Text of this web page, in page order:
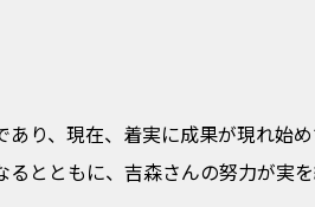
り、現在、着実に成果が現れ始め
とともに、吉森さんの努力が実